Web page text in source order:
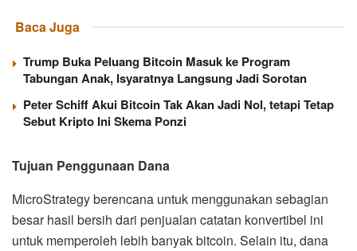
Baca Juga
Trump Buka Peluang Bitcoin Masuk ke Program
Tabungan Anak, Isyaratnya Langsung Jadi Sorotan
Peter Schiff Akui Bitcoin Tak Akan Jadi Nol, tetapi Tetap
Sebut Kripto Ini Skema Ponzi
Tujuan Penggunaan Dana
MicroStrategy berencana untuk menggunakan sebagian
besar hasil bersih dari penjualan catatan konvertibel ini
untuk memperoleh lebih banyak bitcoin. Selain itu, dana